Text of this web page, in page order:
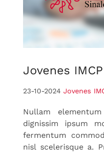
Jovenes
23-10-2024 Jovenes
Nullam
dignissim ipsum
fermentum
nisl scelerisque a.